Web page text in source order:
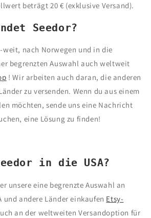
beträgt 20 € (exklusive Versand).
Seedor?
weit, nach Norwegen und in die
begrenzten Auswahl auch weltweit
! Wir arbeiten auch daran, die anderen
zu versenden. Wenn du aus einem
möchten, sende uns eine Nachricht
eine Lösung zu finden!
in die USA?
unsere eine begrenzte Auswahl an
und andere Länder einkaufen Etsy-
an der weltweiten Versandoption für